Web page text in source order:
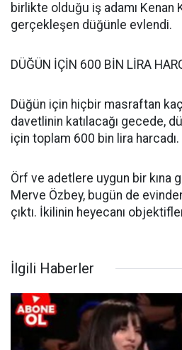
birlikte olduğu iş adamı Kenan
gerçekleşen düğünle evlendi.
DÜĞÜN İÇİN 600 BİN LİRA
Düğün için hiçbir masraftan
davetlinin katılacağı gecede,
için toplam 600 bin lira harcadı.
Örf ve adetlere uygun bir kına
Merve Özbey, bugün de
çıktı. İkilinin heyecanı
İlgili Haberler